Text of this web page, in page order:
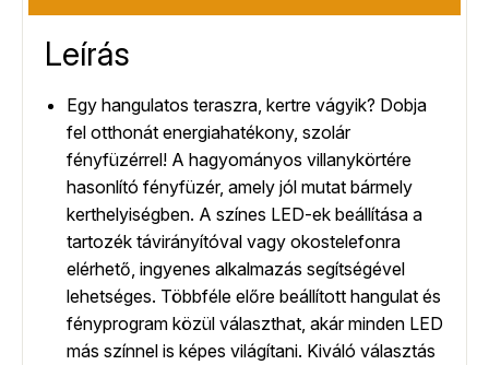
Leírás
Egy hangulatos teraszra, kertre vágyik? Dobja
fel otthonát energiahatékony, szolár
fényfüzérrel! A hagyományos villanykörtére
hasonlító fényfüzér, amely jól mutat bármely
kerthelyiségben. A színes LED-ek beállítása a
tartozék távirányítóval vagy okostelefonra
elérhető, ingyenes alkalmazás segítségével
lehetséges. Többféle előre beállított hangulat és
fényprogram közül választhat, akár minden LED
más színnel is képes világítani. Kiváló választás